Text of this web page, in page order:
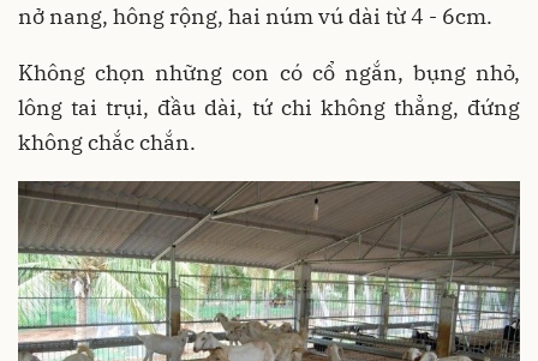
nở nang, hông rộng, hai núm vú dài từ 4 - 6cm.
Không chọn những con có cổ ngắn, bụng nhỏ,
lông tai trụi, đầu dài, tứ chi không thẳng, đứng
không chắc chắn.